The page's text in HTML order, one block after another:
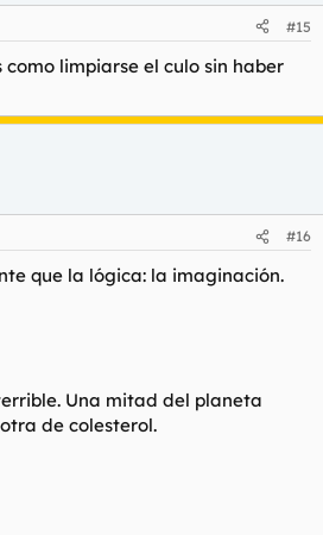
#15
limpiarse el culo sin haber
#16
que la lógica: la imaginación.
Una mitad del planeta
de colesterol.